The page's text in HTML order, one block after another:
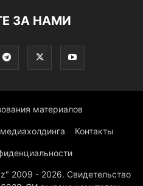
ЗА НАМИ
материалов
Контакты
2009 - 2026. Свидетельство